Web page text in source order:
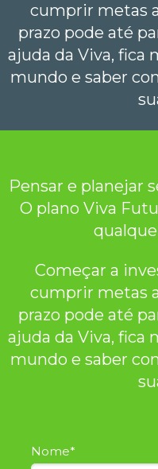
cumprir metas
prazo pode até
ajuda da Viva, fica
mundo e saber
Pensar e planejar
O plano Viva
Começar a
cumprir metas
prazo pode até
ajuda da Viva, fica
mundo e saber
Nome*